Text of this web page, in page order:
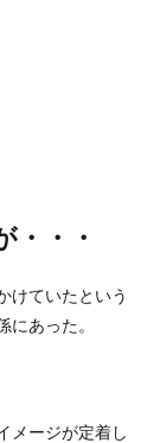
・・・
けていたという
あった。
メージが定着し